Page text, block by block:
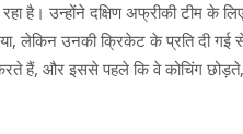
है। उन्होंने दक्षिण अफ्रीकी टीम
लेकिन उनकी क्रिकेट के प्रति दी गई
हैं, और इससे पहले कि वे कोचिंग छोड़ते,